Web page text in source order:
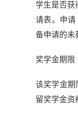
学生是否获
请表。申请
备申请的未
奖学金期限
该奖学金期
留奖学金资